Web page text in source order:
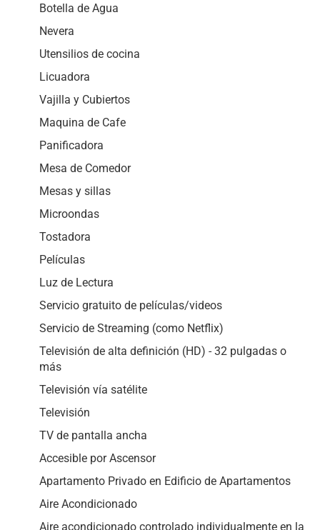
Botella de Agua
Nevera
Utensilios de cocina
Licuadora
Vajilla y Cubiertos
Maquina de Cafe
Panificadora
Mesa de Comedor
Mesas y sillas
Microondas
Tostadora
Películas
Luz de Lectura
Servicio gratuito de películas/videos
Servicio de Streaming (como Netflix)
Televisión de alta definición (HD) - 32 pulgadas o
más
Televisión vía satélite
Televisión
TV de pantalla ancha
Accesible por Ascensor
Apartamento Privado en Edificio de Apartamentos
Aire Acondicionado
Aire acondicionado controlado individualmente en la